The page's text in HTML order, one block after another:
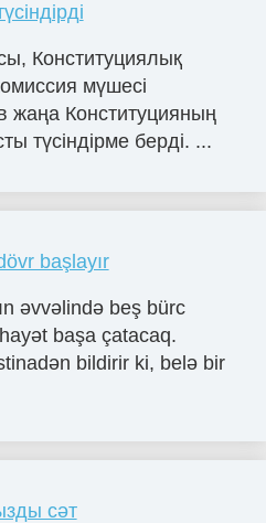
Конституциялық
мүшесі
жаңа Конституцияның
түсіндірме берді. ...
başlayır
əvvəlində beş bürc
başa çatacaq.
bildirir ki, belə bir
сәт